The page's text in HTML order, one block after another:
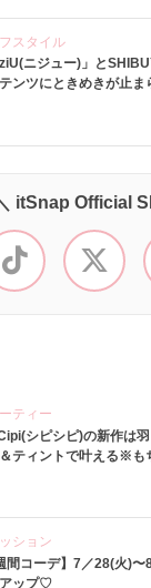
スタイル
ニジュー)」と
ンツにときめきが止
itSnap Official
ティー
シピシピ)の新作は
ティントで叶える※
ション
間コーデ】7／28(火)
ップ♡